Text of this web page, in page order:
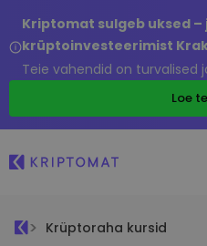
Kriptomat sulgeb uksed
krüptoinvesteerimist
Teie vahendid on turvalised
Loe
Krüptoraha kursid